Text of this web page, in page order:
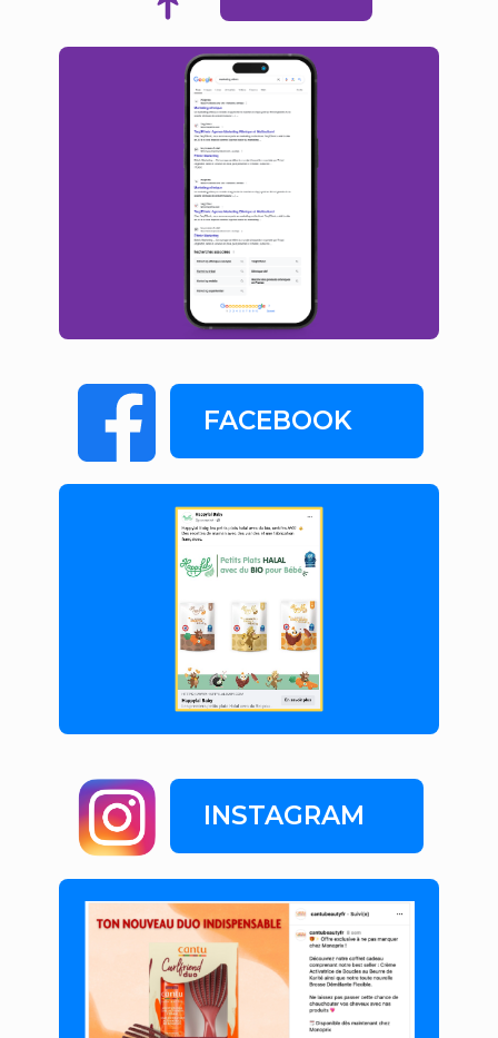
FACEBOOK
INSTAGRAM